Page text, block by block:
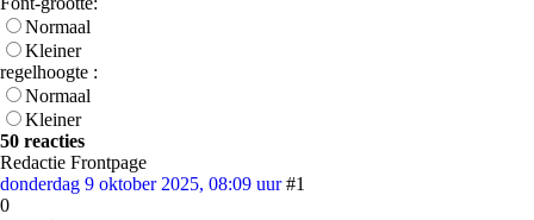
Normaal
Kleiner
regelhoogte :
Normaal
Kleiner
50 reacties
Redactie Frontpage
donderdag 9 oktober 2025, 08:09 uur #1
0